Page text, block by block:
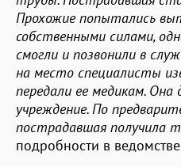
Прохожие попытались
собственными силами,
смогли и позвонили в
на место специалисты
передали ее медикам. Она
учреждение. По
пострадавшая получила
подробности в